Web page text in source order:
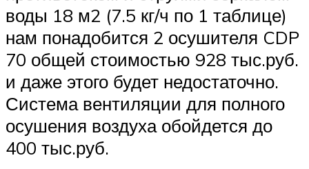
воды 18 м2 (7.5 кг/ч по 1 таблице)
нам понадобится 2 осушителя CDP
70 общей стоимостью 928 тыс.руб.
и даже этого будет недостаточно.
Система вентиляции для полного
осушения воздуха обойдется до
400 тыс.руб.